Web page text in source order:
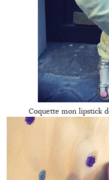
Coquette mon lipstick